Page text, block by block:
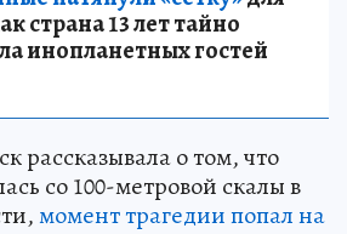
страна 13 лет тайно
инопланетных гостей
рассказывала о том, что
со 100-метровой скалы в
момент трагедии попал на